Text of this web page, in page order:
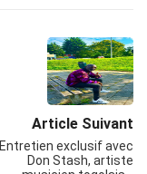
Article Suivant
Entretien exclusif avec
Don Stash, artiste